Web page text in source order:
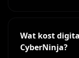
Wat kost
CyberNinja?